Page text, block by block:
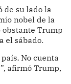
de su lado la
nobel de la
obstante Trump
el sábado.
No cuenta
afirmó Trump,